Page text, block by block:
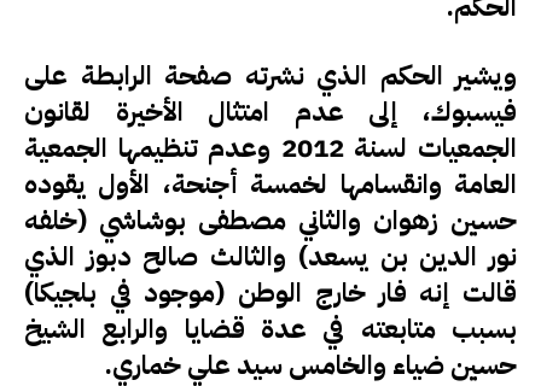
ويشير الحكم الذي نشرته صفحة الرابطة على
فيسبوك، إلى عدم امتثال الأخيرة لقانون
الجمعيات لسنة 2012 وعدم تنظيمها الجمعية
العامة وانقسامها لخمسة أجنحة، الأول يقوده
حسين زهوان والثاني مصطفى بوشاشي (خلفه
نور الدين بن يسعد) والثالث صالح دبوز الذي
قالت إنه فار خارج الوطن (موجود في بلجيكا)
بسبب متابعته في عدة قضايا والرابع الشيخ
حسين ضياء والخامس سيد علي خماري.